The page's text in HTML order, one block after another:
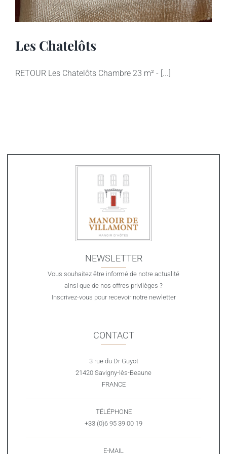
Les Chatelôts
RETOUR Les Chatelôts Chambre 23 m² - [...]
NEWSLETTER
Vous souhaitez être informé de notre actualité
ainsi que de nos offres privilèges ?
Inscrivez-vous pour recevoir notre newletter
CONTACT
3 rue du Dr Guyot
21420 Savigny-lès-Beaune
FRANCE
TÉLÉPHONE
+33 (0)6 95 39 00 19
E-MAIL